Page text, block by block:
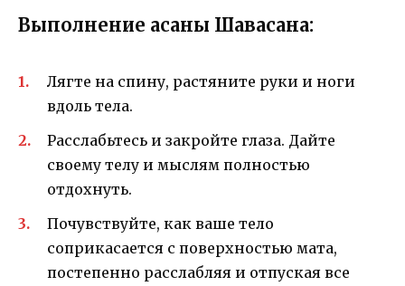
Выполнение асаны Шавасана:
Лягте на спину, растяните руки и ноги
вдоль тела.
Расслабьтесь и закройте глаза. Дайте
своему телу и мыслям полностью
отдохнуть.
Почувствуйте, как ваше тело
соприкасается с поверхностью мата,
постепенно расслабляя и отпуская все